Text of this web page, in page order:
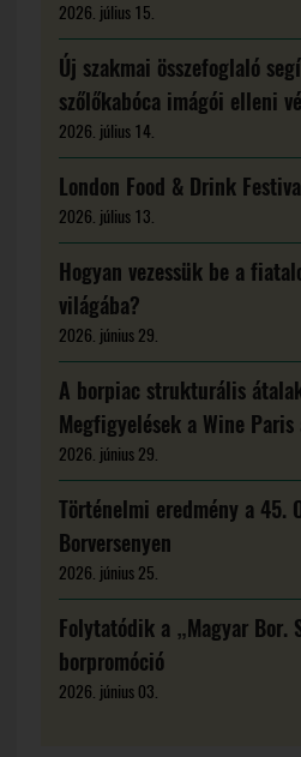
2026. július 15.
Új szakmai összefoglaló
szőlőkabóca imágói elleni
2026. július 14.
London Food & Drink
2026. július 13.
Hogyan vezessük be a
világába?
2026. június 29.
A borpiac strukturális
Megfigyelések a Wine Paris
2026. június 29.
Történelmi eredmény a 45.
Borversenyen
2026. június 25.
Folytatódik a „Magyar Bor.
borpromóció
2026. június 03.